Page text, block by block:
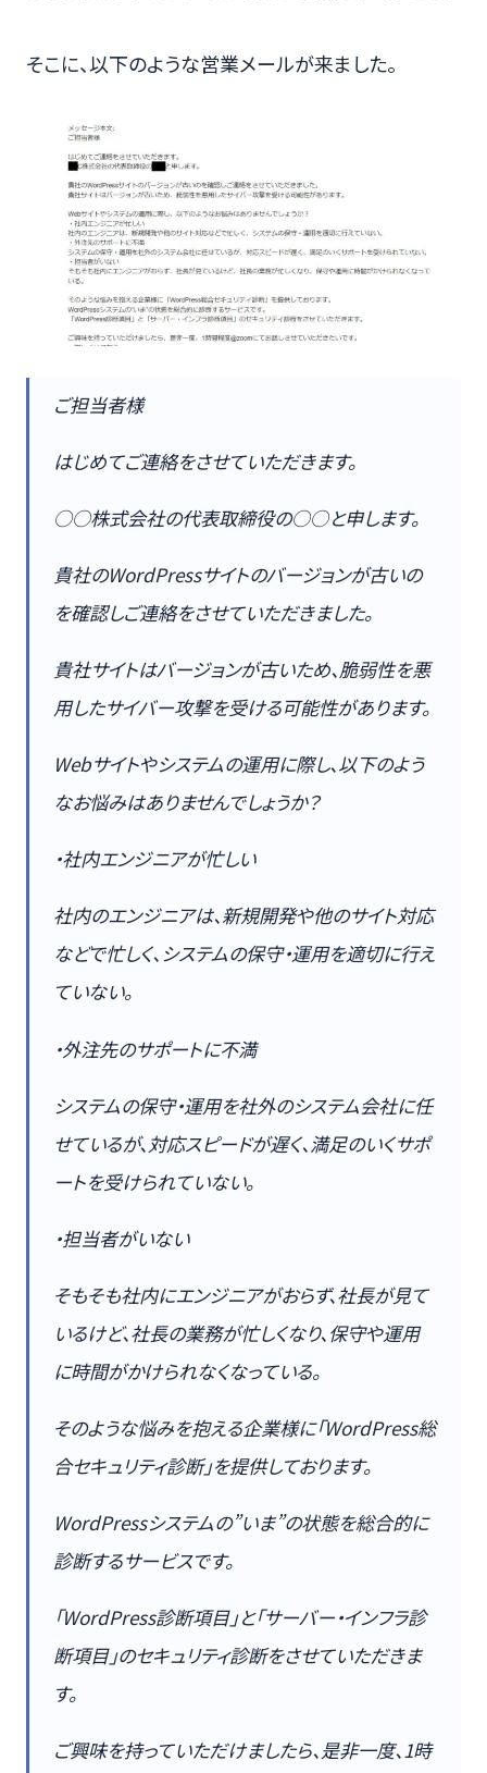
そこに、以下のような営業メールが来ました。
ご担当者様
はじめてご連絡をさせていただきます。
○○株式会社の代表取締役の○○と申します。
貴社のWordPressサイトのバージョンが古いの
を確認しご連絡をさせていただきました。
貴社サイトはバージョンが古いため、脆弱性を悪
用したサイバー攻撃を受ける可能性があります。
Webサイトやシステムの運用に際し、以下のよう
なお悩みはありませんでしょうか？
・社内エンジニアが忙しい
社内のエンジニアは、新規開発や他のサイト対応
などで忙しく、システムの保守・運用を適切に行え
ていない。
・外注先のサポートに不満
システムの保守・運用を社外のシステム会社に任
せているが、対応スピードが遅く、満足のいくサポ
ートを受けられていない。
・担当者がいない
そもそも社内にエンジニアがおらず、社長が見て
いるけど、社長の業務が忙しくなり、保守や運用
に時間がかけられなくなっている。
そのような悩みを抱える企業様に「WordPress総
合セキュリティ診断」を提供しております。
WordPressシステムの”いま”の状態を総合的に
診断するサービスです。
「WordPress診断項目」と「サーバー・インフラ診
断項目」のセキュリティ診断をさせていただきま
す。
ご興味を持っていただけましたら、是非一度、1時